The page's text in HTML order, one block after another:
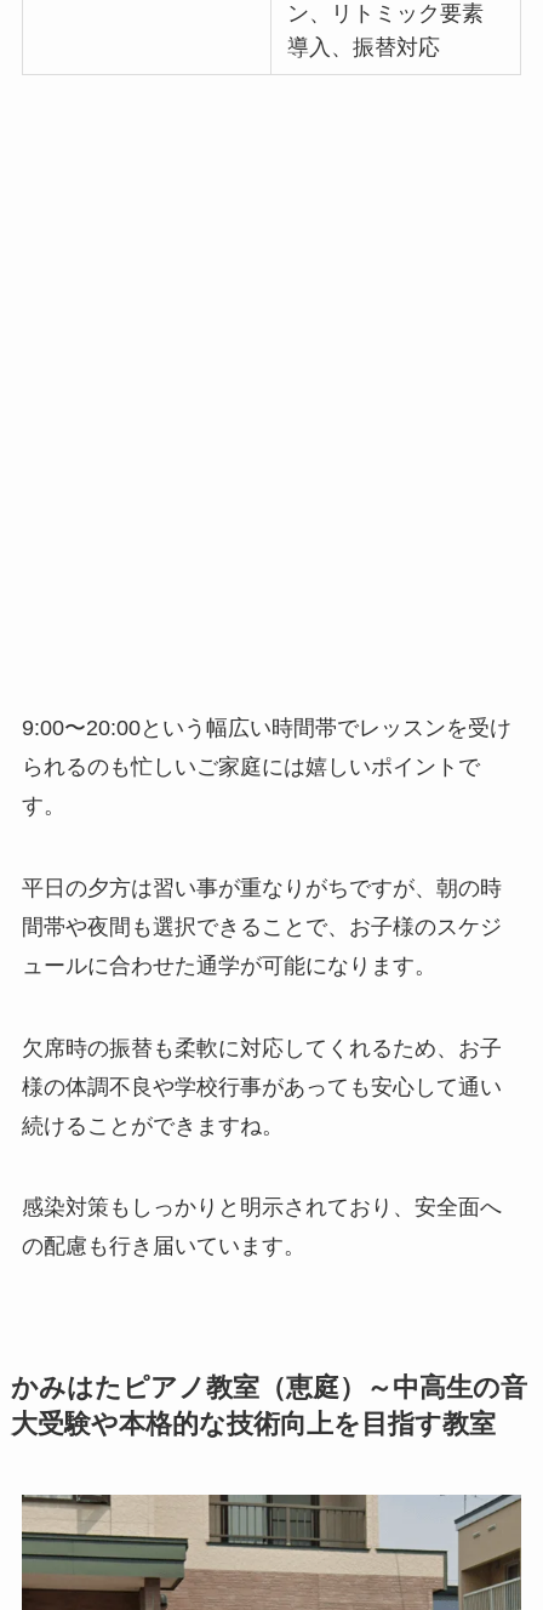
ン、リトミック要素
導入、振替対応
9:00〜20:00という幅広い時間帯でレッスンを受け
られるのも忙しいご家庭には嬉しいポイントで
す。
平日の夕方は習い事が重なりがちですが、朝の時
間帯や夜間も選択できることで、お子様のスケジ
ュールに合わせた通学が可能になります。
欠席時の振替も柔軟に対応してくれるため、お子
様の体調不良や学校行事があっても安心して通い
続けることができますね。
感染対策もしっかりと明示されており、安全面へ
の配慮も行き届いています。
かみはたピアノ教室（恵庭）～中高生の音
大受験や本格的な技術向上を目指す教室